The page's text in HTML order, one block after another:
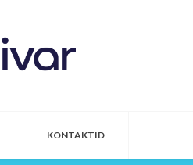
KONTAKTID